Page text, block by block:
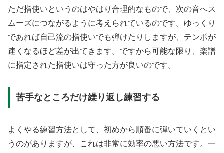
ただ指使いというのはやはり合理的なもので、次の音へス
ムーズにつながるように考えられているのです。ゆっくり
であれば自己流の指使いでも弾けたりしますが、テンポが
速くなるほど差が出てきます。ですから可能な限り、楽譜
に指定された指使いは守った方が良いのです。
苦手なところだけ繰り返し練習する
よくやる練習方法として、初めから順番に弾いていくとい
うのがありますが、これは非常に効率の悪い方法です。一